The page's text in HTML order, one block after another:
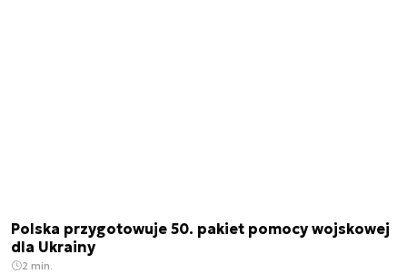
Polska przygotowuje 50. pakiet pomocy wojskowej
dla Ukrainy
2 min.